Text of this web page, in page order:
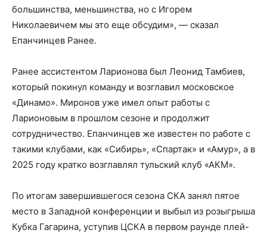
большинства, меньшинства, но с Игорем
Николаевичем мы это еще обсудим», — сказал
Епанчинцев Ранее.
Ранее ассистентом Ларионова был Леонид Тамбиев,
который покинул команду и возглавил московское
«Динамо». Миронов уже имел опыт работы с
Ларионовым в прошлом сезоне и продолжит
сотрудничество. Епанчинцев же известен по работе с
такими клубами, как «Сибирь», «Спартак» и «Амур», а в
2025 году кратко возглавлял тульский клуб «АКМ».
По итогам завершившегося сезона СКА занял пятое
место в Западной конференции и выбыл из розыгрыша
Кубка Гагарина, уступив ЦСКА в первом раунде плей-